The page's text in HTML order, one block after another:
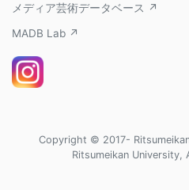
メディア芸術データベース ↗
MADB Lab ↗
Copyright © 2017-
Ritsumeikan University,